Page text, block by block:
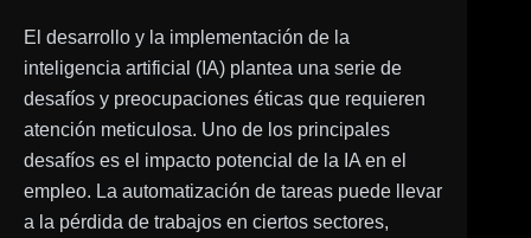
El desarrollo y la implementación de la
inteligencia artificial (IA) plantea una serie de
desafíos y preocupaciones éticas que requieren
atención meticulosa. Uno de los principales
desafíos es el impacto potencial de la IA en el
empleo. La automatización de tareas puede llevar
a la pérdida de trabajos en ciertos sectores,